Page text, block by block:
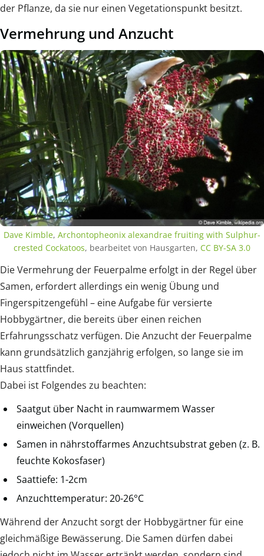
der Pflanze, da sie nur einen Vegetationspunkt besitzt.
Vermehrung und Anzucht
Dave Kimble, Archontopheonix alexandrae fruiting with Sulphur-
crested Cockatoos, bearbeitet von Hausgarten, CC BY-SA 3.0
Die Vermehrung der Feuerpalme erfolgt in der Regel über
Samen, erfordert allerdings ein wenig Übung und
Fingerspitzengefühl – eine Aufgabe für versierte
Hobbygärtner, die bereits über einen reichen
Erfahrungsschatz verfügen. Die Anzucht der Feuerpalme
kann grundsätzlich ganzjährig erfolgen, so lange sie im
Haus stattfindet.
Dabei ist Folgendes zu beachten:
Saatgut über Nacht in raumwarmem Wasser
einweichen (Vorquellen)
Samen in nährstoffarmes Anzuchtsubstrat geben (z. B.
feuchte Kokosfaser)
Saattiefe: 1-2cm
Anzuchttemperatur: 20-26°C
Während der Anzucht sorgt der Hobbygärtner für eine
gleichmäßige Bewässerung. Die Samen dürfen dabei